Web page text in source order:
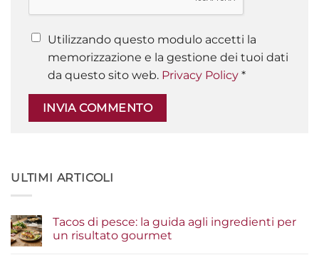
Utilizzando questo modulo accetti la
memorizzazione e la gestione dei tuoi dati
da questo sito web. Privacy Policy *
ULTIMI ARTICOLI
Tacos di pesce: la guida agli ingredienti per
un risultato gourmet